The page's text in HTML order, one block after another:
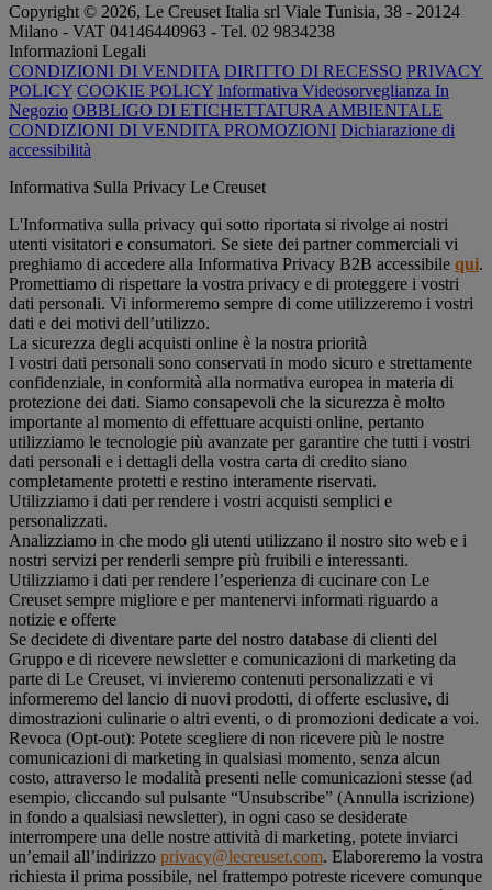
Copyright © 2026, Le Creuset Italia srl ​​Viale Tunisia, 38 - 20124
Milano - VAT 04146440963 - Tel. 02 9834238
Informazioni Legali
CONDIZIONI DI VENDITA DIRITTO DI RECESSO PRIVACY
POLICY COOKIE POLICY Informativa Videosorveglianza In
Negozio OBBLIGO DI ETICHETTATURA AMBIENTALE
CONDIZIONI DI VENDITA PROMOZIONI Dichiarazione di
accessibilità
Informativa Sulla Privacy Le Creuset
L'Informativa sulla privacy qui sotto riportata si rivolge ai nostri
utenti visitatori e consumatori. Se siete dei partner commerciali vi
preghiamo di accedere alla Informativa Privacy B2B accessibile qui.
Promettiamo di rispettare la vostra privacy e di proteggere i vostri
dati personali. Vi informeremo sempre di come utilizzeremo i vostri
dati e dei motivi dell’utilizzo.
La sicurezza degli acquisti online è la nostra priorità
I vostri dati personali sono conservati in modo sicuro e strettamente
confidenziale, in conformità alla normativa europea in materia di
protezione dei dati. Siamo consapevoli che la sicurezza è molto
importante al momento di effettuare acquisti online, pertanto
utilizziamo le tecnologie più avanzate per garantire che tutti i vostri
dati personali e i dettagli della vostra carta di credito siano
completamente protetti e restino interamente riservati.
Utilizziamo i dati per rendere i vostri acquisti semplici e
personalizzati.
Analizziamo in che modo gli utenti utilizzano il nostro sito web e i
nostri servizi per renderli sempre più fruibili e interessanti.
Utilizziamo i dati per rendere l’esperienza di cucinare con Le
Creuset sempre migliore e per mantenervi informati riguardo a
notizie e offerte
Se decidete di diventare parte del nostro database di clienti del
Gruppo e di ricevere newsletter e comunicazioni di marketing da
parte di Le Creuset, vi invieremo contenuti personalizzati e vi
informeremo del lancio di nuovi prodotti, di offerte esclusive, di
dimostrazioni culinarie o altri eventi, o di promozioni dedicate a voi.
Revoca (Opt-out): Potete scegliere di non ricevere più le nostre
comunicazioni di marketing in qualsiasi momento, senza alcun
costo, attraverso le modalità presenti nelle comunicazioni stesse (ad
esempio, cliccando sul pulsante “Unsubscribe” (Annulla iscrizione)
in fondo a qualsiasi newsletter), in ogni caso se desiderate
interrompere una delle nostre attività di marketing, potete inviarci
un’email all’indirizzo privacy@lecreuset.com. Elaboreremo la vostra
richiesta il prima possibile, nel frattempo potreste ricevere comunque